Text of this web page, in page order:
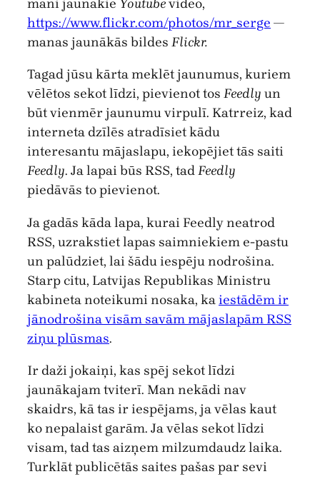
mani jaunākie Youtubevideo,
https://www.flickr.com/photos/mr_serge —
manas jaunākās bildes Flickr.
Tagad jūsu kārta meklēt jaunumus, kuriem
vēlētos sekot līdzi, pievienot tos Feedly un
būt vienmēr jaunumu virpulī. Katrreiz, kad
interneta dzīlēs atradīsiet kādu
interesantu mājaslapu, iekopējiet tās saiti
Feedly. Ja lapai būs RSS, tadFeedly
piedāvās to pievienot.
Ja gadās kāda lapa, kurai Feedly neatrod
RSS, uzrakstiet lapas saimniekiem e-pastu
un palūdziet, lai šādu iespēju nodrošina.
Starp citu, Latvijas Republikas Ministru
kabineta noteikumi nosaka, kaiestādēm ir
jānodrošina visām savām mājaslapām RSS
ziņu plūsmas.
Ir daži jokaiņi, kas spēj sekot līdzi
jaunākajam tviterī. Man nekādi nav
skaidrs, kā tas ir iespējams, ja vēlas kaut
ko nepalaist garām. Ja vēlas sekot līdzi
visam, tad tas aizņem milzumdaudz laika.
Turklāt publicētās saites pašas par sevi